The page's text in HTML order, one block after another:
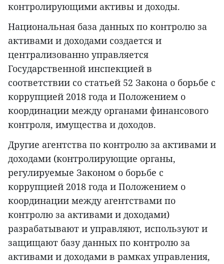
контролирующими активы и доходы.
Национальная база данных по контролю за
активами и доходами создается и
централизованно управляется
Государственной инспекцией в
соответствии со статьей 52 Закона о борьбе с
коррупцией 2018 года и Положением о
координации между органами финансового
контроля, имущества и доходов.
Другие агентства по контролю за активами и
доходами (контролирующие органы,
регулируемые Законом о борьбе с
коррупцией 2018 года и Положением о
координации между агентствами по
контролю за активами и доходами)
разрабатывают и управляют, используют и
защищают базу данных по контролю за
активами и доходами в рамках управления,